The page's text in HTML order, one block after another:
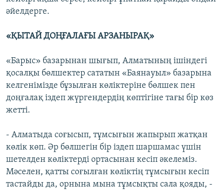
әйелдерге.
«ҚЫТАЙ ДОҢҒАЛАҒЫ АРЗАНЫРАҚ»
«Барыс» базарынан шығып, Алматының ішіндегі
қосалқы бөлшектер сататын «Баянауыл» базарына
келгенімізде бұзылған көліктеріне бөлшек пен
доңғалақ іздеп жүргендердің көптігіне тағы бір көз
жетті.
- Алматыда соғысып, тұмсығын жапырып жатқан
көлік көп. Әр бөлшегін бір іздеп шаршамас үшін
шетелден көліктерді ортасынан кесіп әкелеміз.
Мәселен, қатты соғылған көліктің тұмсығын кесіп
тастайды да, орнына мына тұмсықты сала қояды, -